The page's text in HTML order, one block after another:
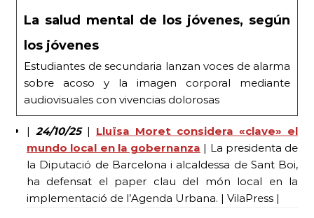
La salud mental de los jóvenes, según
los jóvenes
Estudiantes de secundaria lanzan voces de alarma
sobre acoso y la imagen corporal mediante
audiovisuales con vivencias dolorosas
| 24/10/25| Lluïsa Moret considera «clave» el
mundo local en la gobernanza | La presidenta de
la Diputació de Barcelona i alcaldessa de Sant Boi,
ha defensat el paper clau del món local en la
implementació de l’Agenda Urbana. | VilaPress |